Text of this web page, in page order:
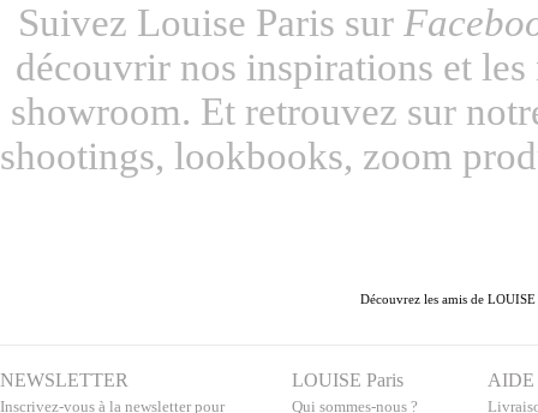
Suivez Louise Paris sur
découvrir nos inspirations et
showroom. Et retrouvez sur
shootings, lookbooks, zoom
Découvrez les amis de
NEWSLETTER
Inscrivez-vous à la newsletter pour
LOUISE Paris
Qui sommes-nous ?
AIDE